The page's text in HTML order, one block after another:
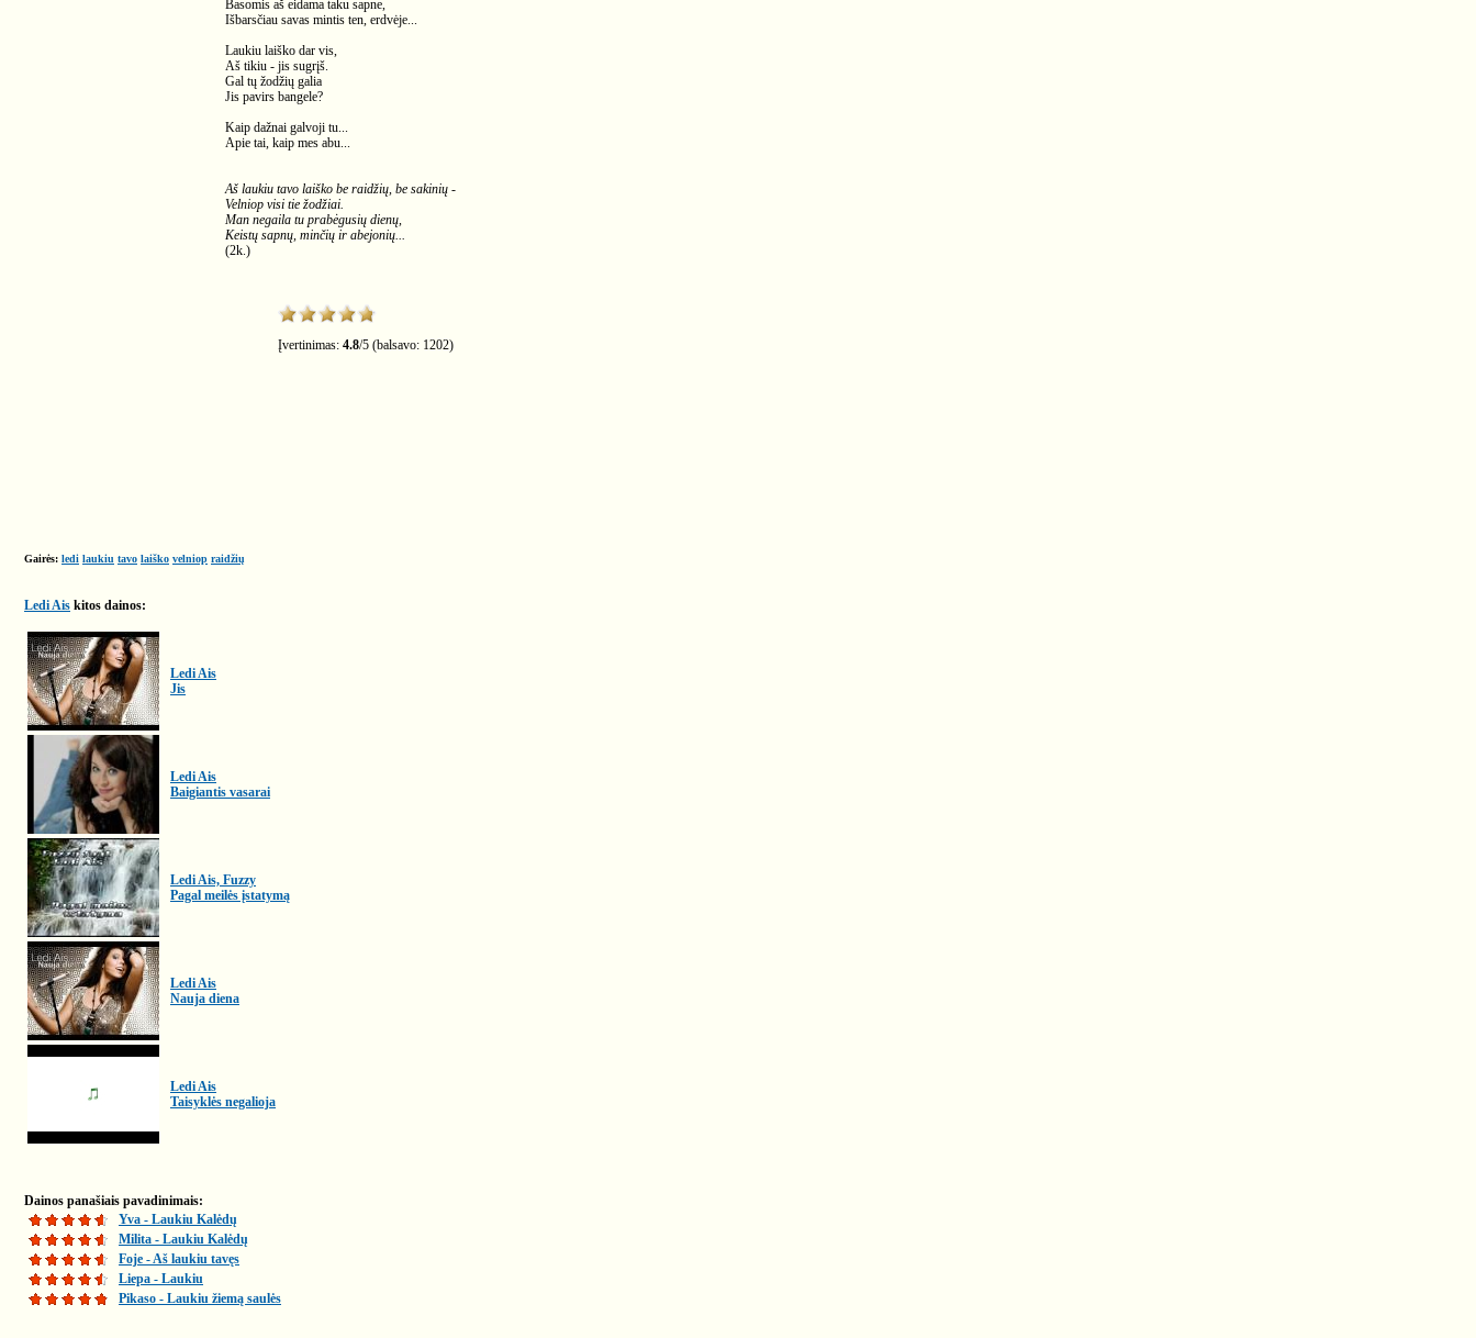
Basomis aš eidama taku sapne,
Išbarsčiau savas mintis ten, erdvėje...
Laukiu laiško dar vis,
Aš tikiu - jis sugrįš.
Gal tų žodžių galia
Jis pavirs bangele?
Kaip dažnai galvoji tu...
Apie tai, kaip mes abu...
Aš laukiu tavo laiško be raidžių, be sakinių -
Velniop visi tie žodžiai.
Man negaila tu prabėgusių dienų,
Keistų sapnų, minčių ir abejonių...
(2k.)
Įvertinimas: 4.8/5 (balsavo: 1202)
Gairės: ledi laukiu tavo laiško velniop raidžių
Ledi Ais kitos dainos:
Ledi Ais
Jis
Ledi Ais
Baigiantis vasarai
Ledi Ais, Fuzzy
Pagal meilės įstatymą
Ledi Ais
Nauja diena
Ledi Ais
Taisyklės negalioja
Dainos panašiais pavadinimais:
Yva - Laukiu Kalėdų
Milita - Laukiu Kalėdų
Foje - Aš laukiu tavęs
Liepa - Laukiu
Pikaso - Laukiu žiemą saulės